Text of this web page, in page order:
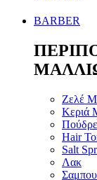
BARBER
Ζελέ
Κεριά
Hair
Salt
Λακ